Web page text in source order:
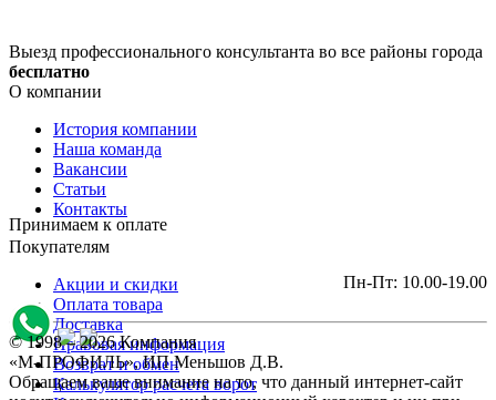
Выезд профессионального консультанта во все районы города
бесплатно
О компании
История компании
Наша команда
Вакансии
Статьи
Контакты
Покупателям
Акции и скидки
Оплата товара
Доставка
Правовая информация
Возврат и обмен
Калькулятор расчета ворот
Принимаем к оплате
Пн-Пт: 10.00-19.00
© 1998 – 2026 Компания
«М-ПРОФИЛЬ», ИП Меньшов Д.В.
Обращаем ваше внимание на то, что данный интернет-сайт